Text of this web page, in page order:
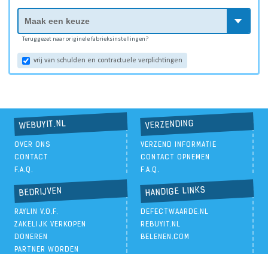
Teruggezet naar originele fabrieksinstellingen?
vrij van schulden en contractuele verplichtingen
WEBUYIT.NL
OVER ONS
CONTACT
F.A.Q.
VERZENDING
VERZEND INFORMATIE
CONTACT OPNEMEN
F.A.Q.
BEDRIJVEN
RAYLIN V.O.F.
ZAKELIJK VERKOPEN
DONEREN
PARTNER WORDEN
HANDIGE LINKS
DEFECTWAARDE.NL
REBUYIT.NL
BELENEN.COM